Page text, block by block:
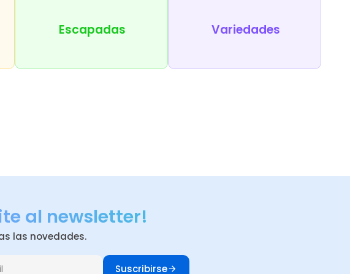
Escapadas Variedades
al newsletter!
las novedades.
Suscribirse